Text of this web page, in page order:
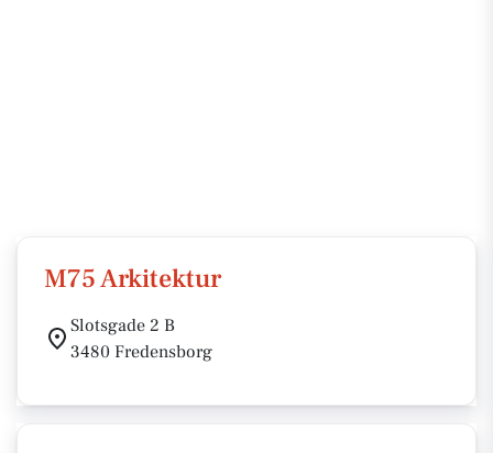
M75 Arkitektur
Slotsgade 2 B
3480 Fredensborg